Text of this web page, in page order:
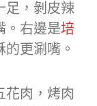
足，剝皮辣
。右邊是培
的更涮嘴。
花肉，烤肉